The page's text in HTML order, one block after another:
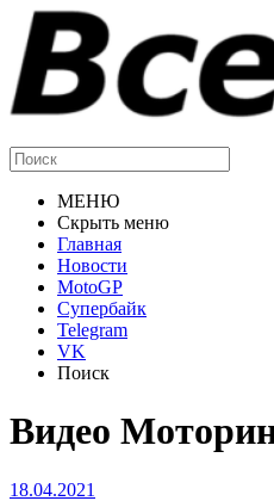
МЕНЮ
Скрыть меню
Главная
Новости
MotoGP
Супербайк
Telegram
VK
Поиск
Видео
18.04.2021